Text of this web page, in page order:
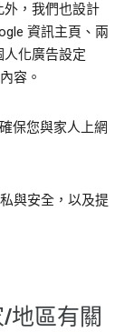
，我們也設計
資訊主頁、兩
化廣告設定
容。
保您與家人上網
與安全，以及提
地區有關